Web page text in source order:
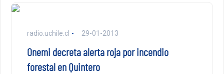
radio.uchile.cl 29-01-2013
Onemi decreta alerta roja por incendio
forestal en Quintero